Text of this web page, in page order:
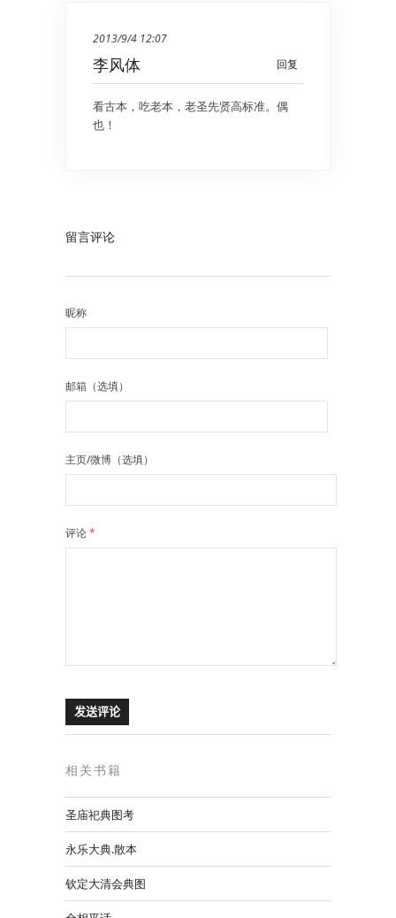
2013/9/4 12:07
回复
李风体
看古本，吃老本，老圣先贤高标准。偶
也！
留言评论
昵称
邮箱（选填）
主页/微博（选填）
评论*
相关书籍
圣庙祀典图考
永乐大典.散本
钦定大清会典图